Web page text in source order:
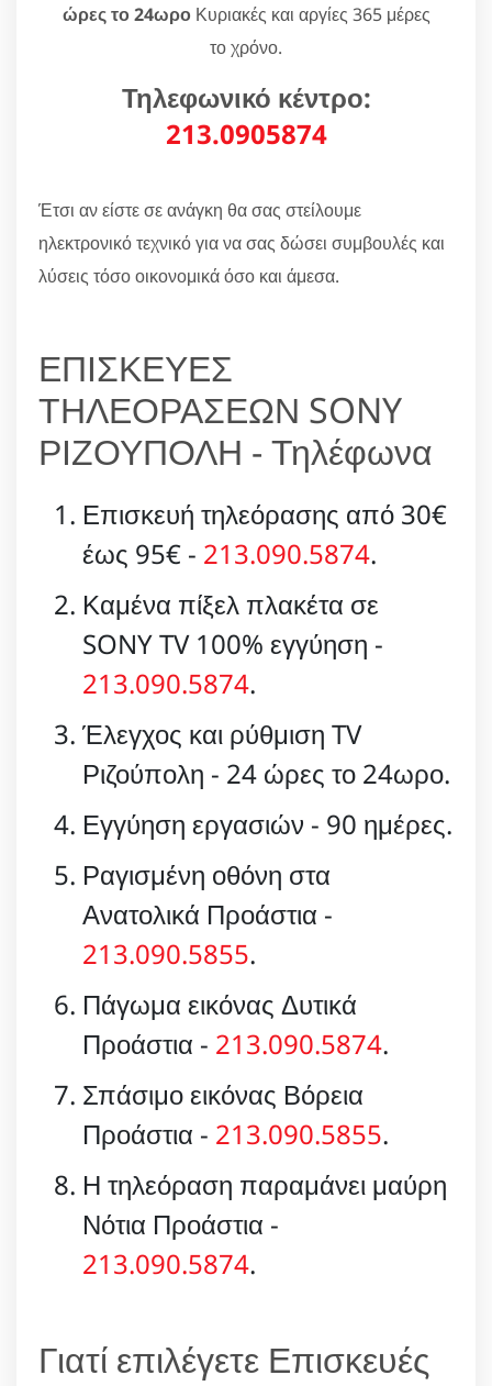
ώρες το 24ωροΚυριακές και αργίες 365 μέρες
το χρόνο.
Τηλεφωνικό κέντρο:
213.0905874
Έτσι αν είστε σε ανάγκη θα σας στείλουμε
ηλεκτρονικό τεχνικό για να σας δώσει συμβουλές και
λύσεις τόσο οικονομικά όσο και άμεσα.
ΕΠΙΣΚΕΥΕΣ
ΤΗΛΕΟΡΑΣΕΩΝ SONY
ΡΙΖΟΥΠΟΛΗ - Τηλέφωνα
Επισκευή τηλεόρασης από 30€
έως 95€ - 213.090.5874.
Καμένα πίξελ πλακέτα σε
SONY TV 100% εγγύηση -
213.090.5874.
Έλεγχος και ρύθμιση TV
Ριζούπολη - 24 ώρες το 24ωρο.
Εγγύηση εργασιών - 90 ημέρες.
Ραγισμένη οθόνη στα
Ανατολικά Προάστια -
213.090.5855.
Πάγωμα εικόνας Δυτικά
Προάστια - 213.090.5874.
Σπάσιμο εικόνας Βόρεια
Προάστια - 213.090.5855.
Η τηλεόραση παραμάνει μαύρη
Νότια Προάστια -
213.090.5874.
Γιατί επιλέγετε Επισκευές